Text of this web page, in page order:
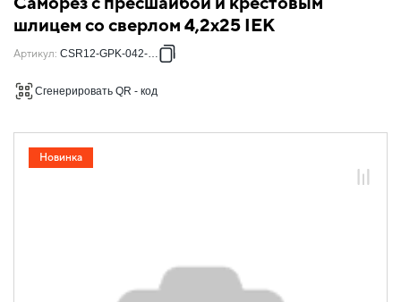
05. Системы для прокладки кабеля
05.04 Кабельные лотки и аксессуары
шлицем со сверлом 4,2х25 IEK
Новинка
Артикул: CSR12-GPK-042-025
Сгенерировать QR - код